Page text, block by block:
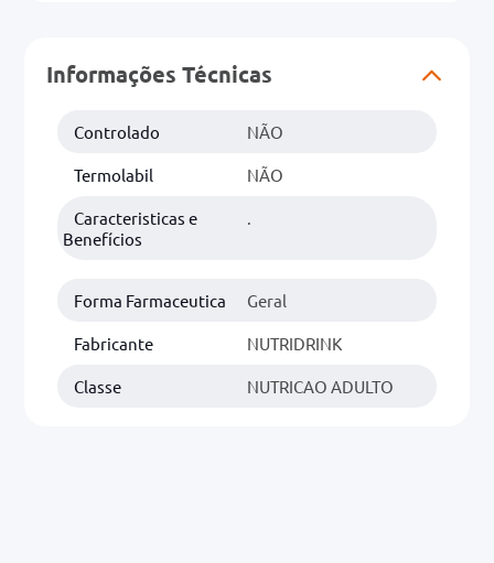
Informações Técnicas
Controlado NÃO
Termolabil NÃO
Caracteristicas e
Benefícios
.
Forma Farmaceutica Geral
Fabricante NUTRIDRINK
Classe NUTRICAO ADULTO